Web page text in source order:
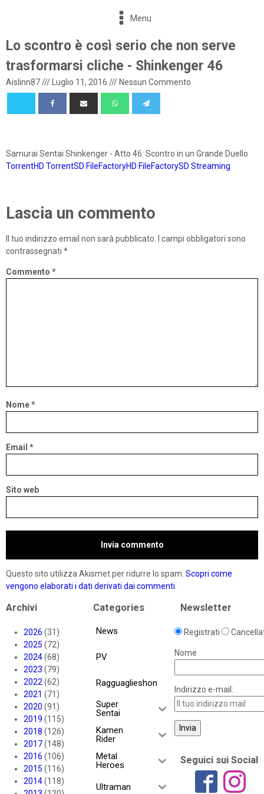
Menu
Lo scontro è così serio che non serve
trasformarsi cliche - Shinkenger 46
Aislinn87/// Luglio 11, 2016 /// Nessun Commento
Samurai Sentai Shinkenger - Atto 46: Scontro in un Grande Duello
TorrentHD TorrentSD FileFactoryHD FileFactorySD Streaming
Lascia un commento
Il tuo indirizzo email non sarà pubblicato.
I campi obbligatori sono
contrassegnati *
Commento *
Nome*
Email *
Sito web
Questo sito utilizza Akismet per ridurre lo spam. Scopri come
vengono elaborati i dati derivati dai commenti.
Archivi
2026 (31)
2025 (72)
2024(68)
2023 (79)
2022(62)
2021 (71)
2020 (91)
2019 (115)
2018 (126)
2017(148)
2016 (106)
2015 (116)
2014(118)
Categories
News
PV
Ragguaglieshon
Super
Sentai
Kamen
Rider
Metal
Heroes
Ultraman
Newsletter
Registrati
Nome
Indirizzo e-mail:
Seguici sui Social